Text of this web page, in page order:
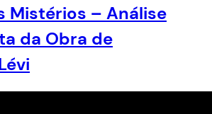
Mistérios – Análise
da Obra de